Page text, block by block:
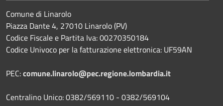
Comune di Linarolo
Piazza Dante 4, 27010 Linarolo (PV)
Codice Fiscale e Partita Iva: 00270350184
Codice Univoco per la fatturazione elettronica: UF59AN
PEC:comune.linarolo@pec.regione.lombardia.it
Centralino Unico: 0382/569110 - 0382/569104